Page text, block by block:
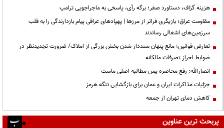
هزینه گزاف، دستاورد صفر؛ برگه رأی، پاسخی به ماجراجویی ترامپ
مقاومت عراق؛ بازیگری فراتر از مرزها | پهپادهای عراقی پیام بازدارندگی را به قلب
سرزمین‌های اشغالی رساندند
تعارض قوانین؛ مانع پنهان سنددار شدن بخش بزرگی از املاک/ ضرورت تجدیدنظر در
ضوابط احراز تصرفات مالکانه
انصارالله: رفع محاصره یمن مطالبه اصلی ماست
جزئیات مذاکرات ایران و عمان برای بازگشایی تنگه هرمز
کاهش دمای تهران از جمعه
پربحث ترین عناوین